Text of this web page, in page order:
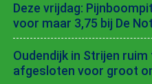
Deze vrijdag:
voor maar 3,75 bij De
Oudendijk in Strijen
afgesloten voor groot